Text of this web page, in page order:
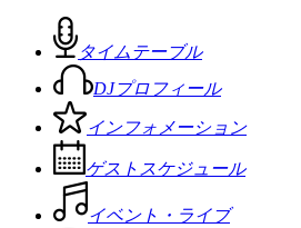
タイムテーブル
DJプロフィール
インフォメーション
ゲストスケジュール
イベント・ライブ